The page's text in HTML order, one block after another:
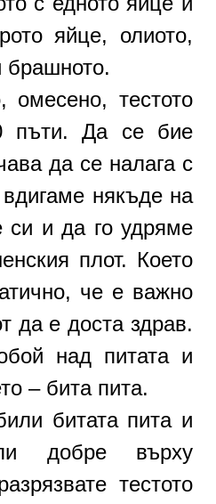
яйце, олиото,
брашното.
омесено, тестото
пъти. Да се бие
да се налага с
някъде на
си и да го удряме
плот. Което
че е важно
да е доста здрав.
над питата и
– бита пита.
битата пита и
добре върху
тестото